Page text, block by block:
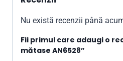
Nu există recenzii până
Fii primul care adaugi o
mătase AN6528”